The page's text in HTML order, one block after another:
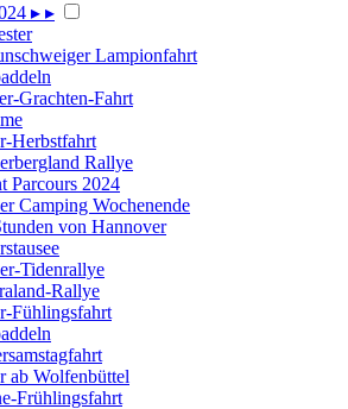
▸ ▸
Lampionfahrt
Grachten-Fahrt
Herbstfahrt
Rallye
Parcours 2024
Camping Wochenende
von Hannover
Tidenrallye
Rallye
Fühlingsfahrt
ab Wolfenbüttel
Frühlingsfahrt